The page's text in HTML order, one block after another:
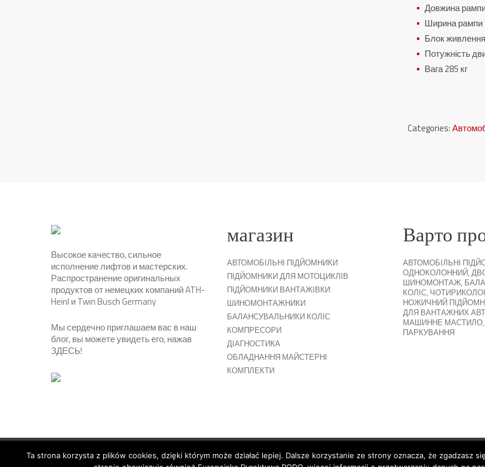
Довжина
Ширина
Блок
Потужність
Вага 285 кг
Categories:
Высокое качество, сильное
исполнение лифтов и мастерских.
Распространение оригинальных
продуктов от немецких компаний ATH-
Heinl и Twin Busch Germany
Мы сердечно приглашаем вас в наш
блог, вы можете увидеть его, нажав
ЗДЕСЬ!
магазин
АВТОМОБІЛЬНІ ПІДЙОМНИКИ
ПІДЙОМНИКИ ДЛЯ МОТОЦИКЛІВ
ПІДЙОМНИКИ ВАНТАЖІВКИ
ШИНОМОНТАЖНИКИ
БАЛАНСУВАЛЬНИКИ КОЛІС
КОМПРЕСОРИ
ДІАГНОСТИКА
ОБЛАДНАННЯ МАЙСТЕРНІ
КОМПЛЕКТИ
Варто
АВТОМОБІЛЬНІ
ОДНОКОЛОННИЙ,
ШИНОМОНТАЖ,
КОЛІС,
НОЖИЧНИЙ
ДЛЯ ВАНТАЖНИХ
МАШИННЕ МАСТИЛО,
ПАРКУВАННЯ
© 2026 Copyright by SiegStar. All rights reserved Regulamin Shipping
Ta strona korzysta z plików cookies, dzięki którym może działać lepiej. Dalsze korzystanie ze strony oznacza, że zgadzasz